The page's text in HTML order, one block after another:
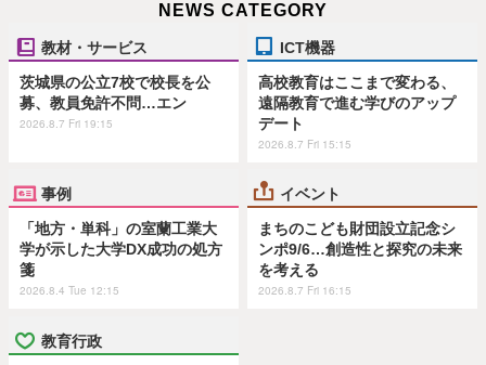
NEWS CATEGORY
教材・サービス
茨城県の公立7校で校長を公
募、教員免許不問…エン
2026.8.7 Fri 19:15
ICT機器
高校教育はここまで変わる、
遠隔教育で進む学びのアップ
デート
2026.8.7 Fri 15:15
事例
「地方・単科」の室蘭工業大
学が示した大学DX成功の処方
箋
2026.8.4 Tue 12:15
イベント
まちのこども財団設立記念シ
ンポ9/6…創造性と探究の未来
を考える
2026.8.7 Fri 16:15
教育行政